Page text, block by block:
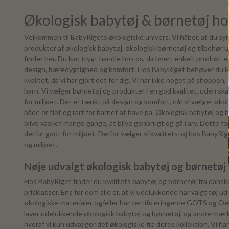
Økologisk babytøj & børnetøj
Velkommen til BabyRigets økologiske univers. Vi håber, at du
produkter af økologisk babytøj, økologisk børnetøj og tilbehør
finder her. Du kan trygt handle hos os, da hvert enkelt produkt
design, bæredygtighed og komfort. Hos BabyRiget behøver du
kvalitet, da vi har gjort det for dig. Vi har ikke noget på shoppen,
barn. Vi vælger børnetøj og produkter i en god kvalitet, uden
for miljøet. Der er tænkt på design og komfort, når vi vælger
både er flot og rart for barnet at have på. Økologisk babytøj og
blive vasket mange gange, at blive genbrugt og gå i arv. Dette
derfor godt for miljøet. Derfor vælger vi kvalitetstøj hos
og miljøet.
Nøje udvalgt økologisk babytøj og
Hos BabyRiget finder du kvalitets babytøj og børnetøj fra
prisklasser. Ens for dem alle er, at vi udelukkende har valgt tøj
økologiske materialer og/eller har certificeringerne GOTS og
laver udelukkende økologisk babytøj og børnetøj, og andre
hvoraf vi kun udvælger det økologiske fra deres kollektion. Vi